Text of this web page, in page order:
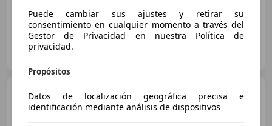
OCASIONPLUS LA MAQUINISTA II
ES-08020 SANT ANDREU
MINI Cooper S
CountrymanALL4 184
Puede cambiar sus ajustes y retirar su
consentimiento en cualquier momento a través del
Gestor de Privacidad en nuestra Política de
privacidad.
Propósitos
Datos de localización geográfica precisa e
identificación mediante análisis de dispositivos